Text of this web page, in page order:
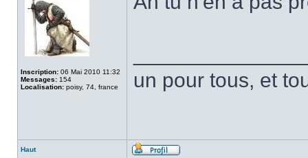
Inscription: 06 Mai 2010 11:32
Messages: 154
Localisation: poisy, 74, france
un pour tous, et
Haut